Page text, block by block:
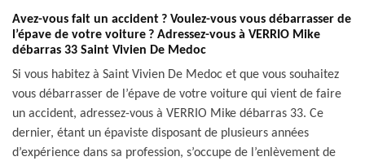
Avez-vous fait un accident ? Voulez-vous vous débarrasser de
l’épave de votre voiture ? Adressez-vous à VERRIO Mike
débarras 33 Saint Vivien De Medoc
Si vous habitez à Saint Vivien De Medoc et que vous souhaitez
vous débarrasser de l’épave de votre voiture qui vient de faire
un accident, adressez-vous à VERRIO Mike débarras 33. Ce
dernier, étant un épaviste disposant de plusieurs années
d’expérience dans sa profession, s’occupe de l’enlèvement de